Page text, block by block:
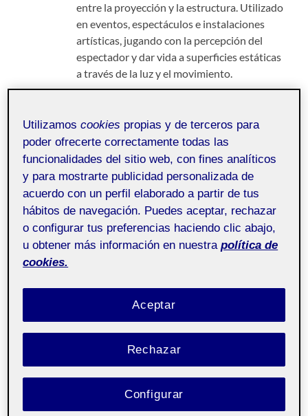
entre la proyección y la estructura. Utilizado
en eventos, espectáculos e instalaciones
artísticas, jugando con la percepción del
espectador y dar vida a superficies estáticas
a través de la luz y el movimiento.
Utilizamoscookies propias y de terceros para
poder ofrecerte correctamente todas las
funcionalidades del sitio web, con fines analíticos
y para mostrarte publicidad personalizada de
acuerdo con un perfil elaborado a partir de tus
hábitos de navegación. Puedes aceptar, rechazar
o configurar tus preferencias haciendo clic abajo,
u obtener más información en nuestra política de
cookies.
Rechazar
Aceptar
Configurar